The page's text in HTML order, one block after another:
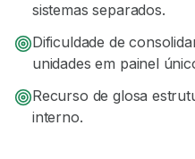
sistemas separados.
Dificuldade de
unidades em painel
Recurso de glosa
interno.